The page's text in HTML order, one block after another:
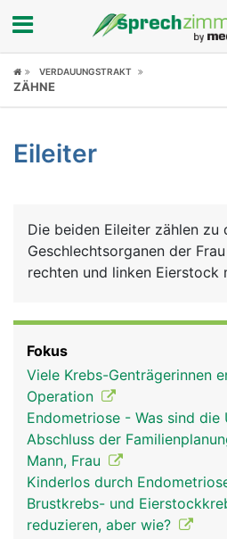
Fokus
Symptome
News
Rubriken
VERDAUUNGSTRAKT
ZÄHNE
Eileiter
Die beiden Eileiter zählen zu
Geschlechtsorganen der
rechten und linken Eierstock
langen Eileiter sind aber
mit den Eierstöcken
Trichter mit 1-2 Zentimeter
(Fimbrien). Bei der
Wochen von den Eierstöcken
befruchtungsfähige Eizelle
Trichter eines Eileiters
Fimbrien in die Öffnung des
weitergeleitet wird. Die
Fokus
Viele Krebs-Genträgerinnen
Operation
Endometriose - Was sind die
Abschluss der
Mann, Frau
Kinderlos durch
Brustkrebs- und
reduzieren, aber wie?